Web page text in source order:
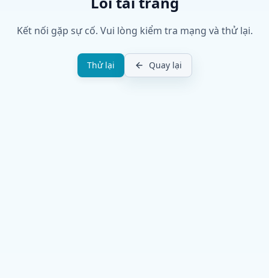
Kết nối gặp sự cố. Vui lòng kiểm tra mạng và thử lại.
Thử lại Quay lại